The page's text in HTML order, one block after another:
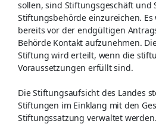
sollen, sind Stiftungsgeschäft und
Stiftungsbehörde einzureichen.
bereits vor der endgültigen
Behörde Kontakt aufzunehmen.
Stiftung wird erteilt, wenn die
Voraussetzungen erfüllt sind.
Die Stiftungsaufsicht des Landes
Stiftungen im Einklang mit den
Stiftungssatzung verwaltet